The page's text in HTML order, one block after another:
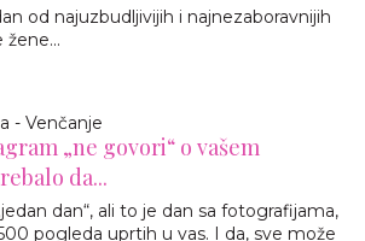
od najuzbudljivijih i najnezaboravnijih
žene...
- Venčanje
„ne govori“ o vašem
da...
dan“, ali to je dan sa fotografijama,
pogleda uprtih u vas. I da, sve može